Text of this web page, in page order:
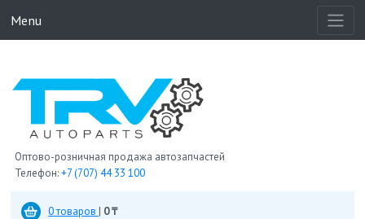
Menu
Оптово-розничная продажа автозапчастей
Телефон:+7 (707) 44 33 100
0 товаров | 0 ₸